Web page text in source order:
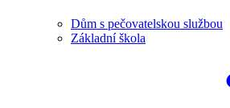
Dům s pečovatelskou službou
Základní škola